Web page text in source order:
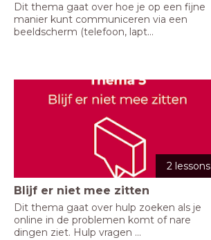
Dit thema gaat over hoe je op een fijne
manier kunt communiceren via een
beeldscherm (telefoon, lapt...
2 lessons
Blijf er niet mee zitten
Dit thema gaat over hulp zoeken als je
online in de problemen komt of nare
dingen ziet. Hulp vragen ...